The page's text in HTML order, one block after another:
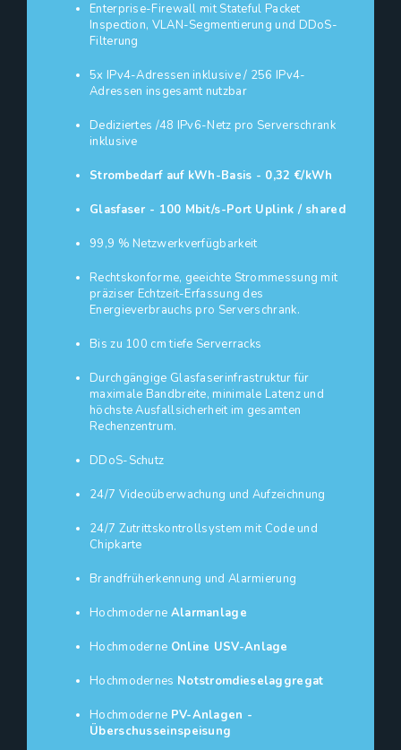
Enterprise-Firewall mit Stateful Packet
Inspection, VLAN-Segmentierung und DDoS-
Filterung
5x IPv4-Adressen inklusive / 256 IPv4-
Adressen insgesamt nutzbar
Dediziertes /48 IPv6-Netz pro Serverschrank
inklusive
Strombedarf auf kWh-Basis - 0,32 €/kWh
Glasfaser - 100 Mbit/s-Port Uplink / shared
99,9 % Netzwerkverfügbarkeit
Rechtskonforme, geeichte Strommessung mit
präziser Echtzeit-Erfassung des
Energieverbrauchs pro Serverschrank.
Bis zu 100 cm tiefe Serverracks
Durchgängige Glasfaserinfrastruktur für
maximale Bandbreite, minimale Latenz und
höchste Ausfallsicherheit im gesamten
Rechenzentrum.
DDoS-Schutz
24/7 Videoüberwachung und Aufzeichnung
24/7 Zutrittskontrollsystem mit Code und
Chipkarte
Brandfrüherkennung und Alarmierung
Hochmoderne Alarmanlage
Hochmoderne Online USV-Anlage
Hochmodernes Notstromdieselaggregat
Hochmoderne PV-Anlagen -
Überschusseinspeisung